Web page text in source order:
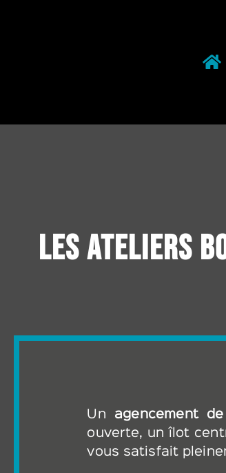
LES
Un agencement
ouverte, un îlot
vous satisfait